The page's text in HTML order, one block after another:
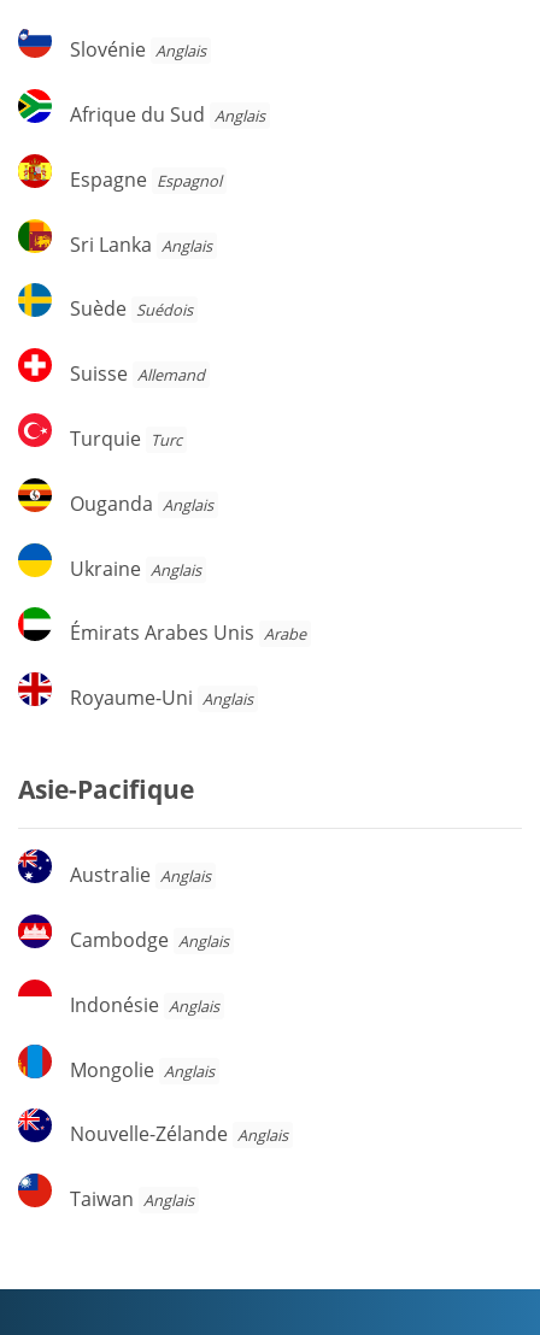
Slovénie
Slovénie Anglais
Afrique
du
Afrique du Sud Anglais
Espagne
Espagne Espagnol
Sri
Lanka
Sri Lanka Anglais
Suède
Suède Suédois
Suisse
Suisse Allemand
Turquie
Turquie Turc
Ouganda
Ouganda Anglais
Ukraine
Ukraine Anglais
Émirats
Arabes
Émirats Arabes Unis Arabe
Royaume-
Uni
Royaume-Uni Anglais
Asie-Pacifique
Australie
Australie Anglais
Cambodge
Cambodge Anglais
Indonésie
Indonésie Anglais
Mongolie
Mongolie Anglais
Nouvelle-
Zélande
Nouvelle-Zélande Anglais
Taiwan
Taiwan Anglais